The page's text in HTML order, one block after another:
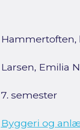
Larsen, Emilia
7. semester
Byggeri og